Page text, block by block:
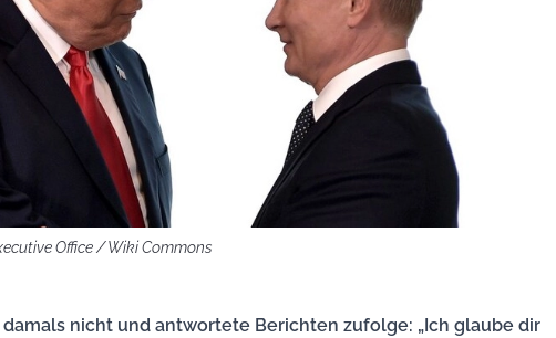
Office / Wiki Commons
nicht und antwortete Berichten zufolge: „Ich glaube dir